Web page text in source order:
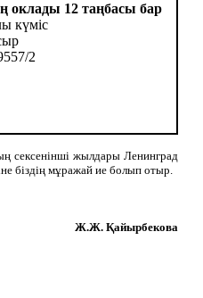
оклады 12 таңбасы бар
күміс
2
сексенінші жылдары Ленинград
біздің мұражай ие болып отыр.
Ж.Ж. Қайырбекова